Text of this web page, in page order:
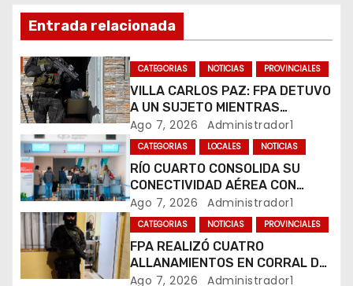
ó
n
d
e
e
n
t
r
Entrada relacionada
CATEGORIAS NOTICIAS PROVINCIALES
VILLA CARLOS PAZ: FPA DETUVO
A UN SUJETO MIENTRAS
COMERCIALIZABA COCAÍNA Y
MARIHUANA EN UNA PLAZA
Ago 7, 2026 Administrador1
CATEGORIAS LOCALES NOTICIAS
RÍO CUARTO CONSOLIDA SU
CONECTIVIDAD AÉREA CON
CUATRO VUELOS SEMANALES A
BUENOS AIRES
Ago 7, 2026 Administrador1
CATEGORIAS NOTICIAS PROVINCIALES
FPA REALIZÓ CUATRO
ALLANAMIENTOS EN CORRAL DE
BUSTOS-IFFLINGER
Ago 7, 2026 Administrador1